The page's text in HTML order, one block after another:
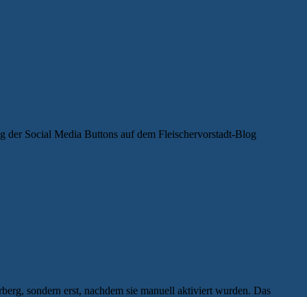
der Social Media Buttons auf dem Fleischervorstadt-Blog
sondern erst, nachdem sie manuell aktiviert wurden. Das